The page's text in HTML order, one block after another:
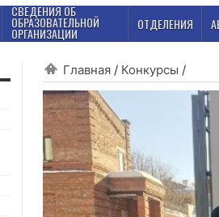
СВЕДЕНИЯ ОБ
ОБРАЗОВАТЕЛЬНОЙ
ОРГАНИЗАЦИИ
ОТДЕЛЕНИЯ
Главная / Конкурсы /